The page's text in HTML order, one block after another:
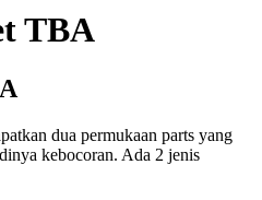
TBA
dua permukaan parts yang
kebocoran. Ada 2 jenis